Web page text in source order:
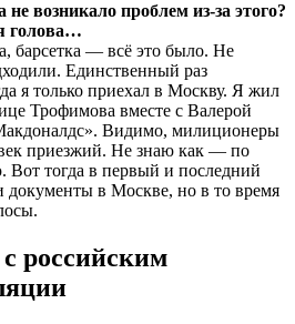
возникало проблем из-за этого?
голова…
барсетка — всё это было. Не
Единственный раз
я только приехал в Москву. Я жил
Трофимова вместе с Валерой
Видимо, милиционеры
приезжий. Не знаю как — по
Вот тогда в первый и последний
документы в Москве, но в то время
российским